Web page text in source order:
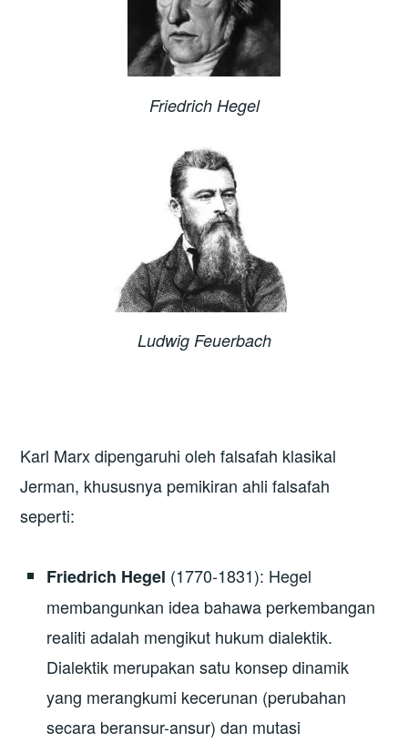
Friedrich Hegel
Ludwig Feuerbach
Karl Marx dipengaruhi oleh falsafah klasikal
Jerman, khususnya pemikiran ahli falsafah
seperti:
Friedrich Hegel (1770-1831): Hegel
membangunkan idea bahawa perkembangan
realiti adalah mengikut hukum dialektik.
Dialektik merupakan satu konsep dinamik
yang merangkumi kecerunan (perubahan
secara beransur-ansur) dan mutasi